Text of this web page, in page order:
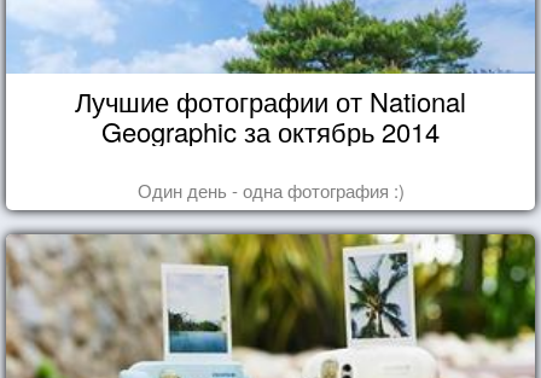
Лучшие фотографии от National
Geographic за октябрь 2014
Один день - одна фотография :)